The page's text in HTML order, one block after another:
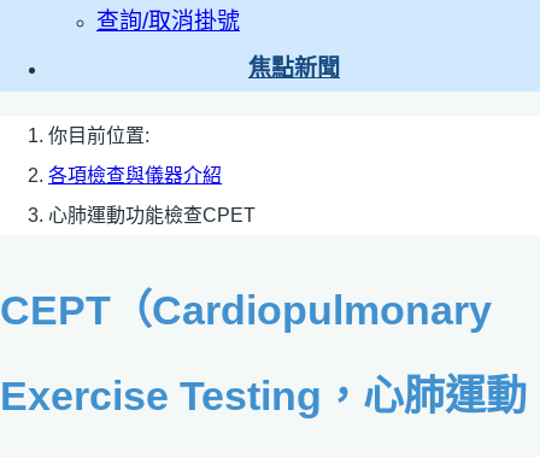
查詢/取消掛號
焦點新聞
你目前位置:
各項檢查與儀器介紹
心肺運動功能檢查CPET
CEPT（Cardiopulmonary
Exercise Testing，心肺運動